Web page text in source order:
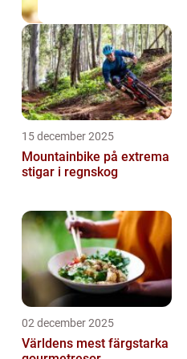
15 december 2025
Mountainbike på extrema
stigar i regnskog
02 december 2025
Världens mest färgstarka